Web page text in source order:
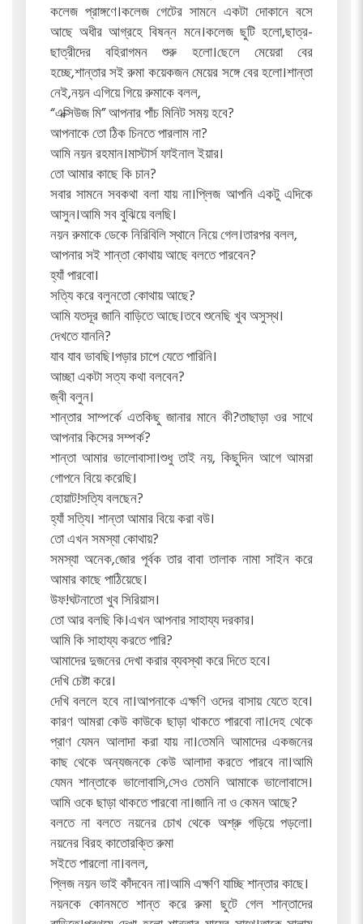
কলেজ প্রাঙ্গণে।কলেজ গেটের সামনে একটা দোকানে বসে
আছে অধীর আগ্রহে বিষন্ন মনে।কলেজ ছুটি হলো,ছাত্র-
ছাত্রীদের বহিরাগমন শুরু হলো।ছেলে মেয়েরা বের
হচ্ছে,শান্তার সই রুমা কয়েকজন মেয়ের সঙ্গে বের হলো।শান্তা
নেই,নয়ন এগিয়ে গিয়ে রুমাকে বলল,
“এক্সিউজ মি” আপনার পাঁচ মিনিট সময় হবে?
আপনাকে তো ঠিক চিনতে পারলাম না?
আমি নয়ন রহমান।মাস্টার্স ফাইনাল ইয়ার।
তো আমার কাছে কি চান?
সবার সামনে সবকথা বলা যায় না।প্লিজ আপনি একটু এদিকে
আসুন।আমি সব বুঝিয়ে বলছি।
নয়ন রুমাকে ডেকে নিরিবিলি স্থানে নিয়ে গেল।তারপর বলল,
আপনার সই শান্তা কোথায় আছে বলতে পারবেন?
হ্যাঁ পারবো।
সত্যি করে বলুনতো কোথায় আছে?
আমি যতদূর জানি বাড়িতে আছে।তবে শুনেছি খুব অসুস্থ।
দেখতে যাননি?
যাব যাব ভাবছি।পড়ার চাপে যেতে পারিনি।
আচ্ছা একটা সত্য কথা বলবেন?
জ্বী বলুন।
শান্তার সাম্পর্কে এতকিছু জানার মানে কী?তাছাড়া ওর সাথে
আপনার কিসের সম্পর্ক?
শান্তা আমার ভালোবাসা।শুধু তাই নয়, কিছুদিন আগে আমরা
গোপনে বিয়ে করেছি।
হোয়াট!সত্যি বলছেন?
হ্যাঁ সত্যি। শান্তা আমার বিয়ে করা বউ।
তো এখন সমস্যা কোথায়?
সমস্যা অনেক,জোর পূর্বক তার বাবা তালাক নামা সাইন করে
আমার কাছে পাঠিয়েছে।
উফ!ঘটনাতো খুব সিরিয়াস।
তো আর বলছি কি।এখন আপনার সাহায্য দরকার।
আমি কি সাহায্য করতে পারি?
আমাদের দুজনের দেখা করার ব্যবস্থা করে দিতে হবে।
দেখি চেষ্টা করে।
দেখি বললে হবে না।আপনাকে এক্ষণি ওদের বাসায় যেতে হবে।
কারণ আমরা কেউ কাউকে ছাড়া থাকতে পারবো না।দেহ থেকে
প্রাণ যেমন আলাদা করা যায় না।তেমনি আমাদের একজনের
কাছ থেকে অন্যজনকে কেউ আলাদা করতে পারবে না।আমি
যেমন শান্তাকে ভালোবাসি,সেও তেমনি আমাকে ভালোবাসে।
আমি ওকে ছাড়া থাকতে পারবো না।জানি না ও কেমন আছে?
বলতে না বলতে নয়নের চোখ থেকে অশ্রু গড়িয়ে পড়লো।
নয়নের বিরহ কাতোরক্তি রুমা
সইতে পারলো না।বলল,
প্লিজ নয়ন ভাই কাঁদবেন না।আমি এক্ষণি যাচ্ছি শান্তার কাছে।
নয়নকে কোনমতে শান্ত করে রুমা ছুটে গেল শান্তাদের